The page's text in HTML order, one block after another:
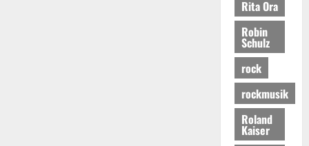
Rita Ora
Robin
Schulz
rock
rockmusik
Roland
Kaiser